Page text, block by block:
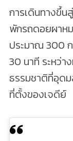
การเดินทางขึ้น
พักรถดอยผาห
ประมาณ 300 ก
30 นาที ระหว่า
ธรรมชาติที่อุด
ที่ตั้งของเจดีย์